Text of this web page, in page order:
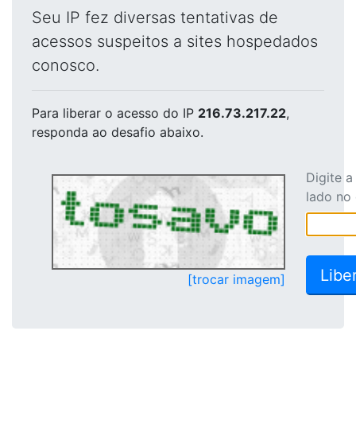
Seu IP fez diversas tentativas de
acessos suspeitos a sites hospedados
conosco.
Para liberar o acesso do IP 216.73.217.22,
responda ao desafio abaixo.
[trocar imagem]
Digite
lado no